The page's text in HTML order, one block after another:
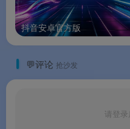
软件特色
✨ 软件特色
抖音安卓官方版
💬评论 抢沙发
请登